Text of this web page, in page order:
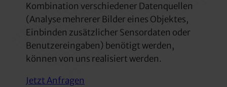
Kombination verschiedener Datenquellen
(Analyse mehrerer Bilder eines Objektes,
Einbinden zusätzlicher Sensordaten oder
Benutzereingaben) benötigt werden,
können von uns realisiert werden.
Jetzt Anfragen